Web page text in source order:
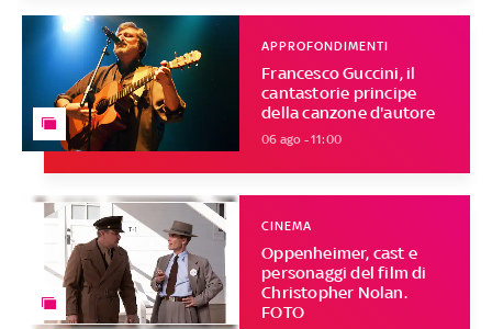
Francesco Guccini, il
cantastorie principe
della canzone d'autore
APPROFONDIMENTI
06 ago - 11:00
Oppenheimer, cast e
personaggi del film di
Christopher Nolan.
FOTO
CINEMA